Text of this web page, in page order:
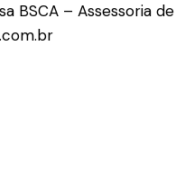
BSCA – Assessoria de